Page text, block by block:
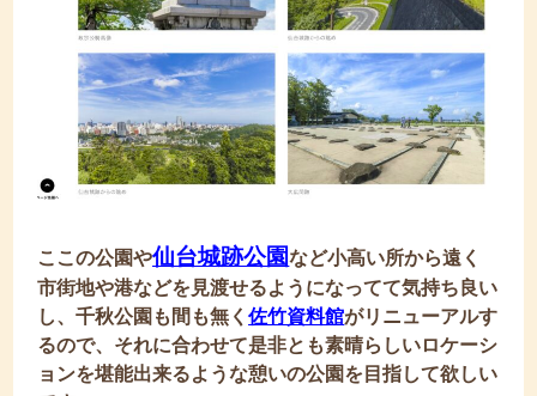
ここの公園や仙台城跡公園など小高い所から遠く
市街地や港などを見渡せるようになってて気持ち良い
し、千秋公園も間も無く佐竹資料館がリニューアルす
るので、それに合わせて是非とも素晴らしいロケーシ
ョンを堪能出来るような憩いの公園を目指して欲しい